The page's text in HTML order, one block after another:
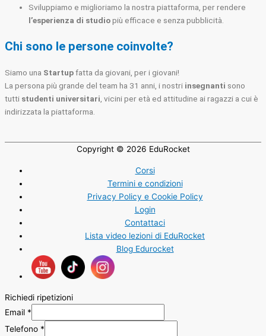
Sviluppiamo e miglioriamo la nostra piattaforma, per rendere
l’esperienza di studiopiù efficace e senza pubblicità.
Chi sono le persone coinvolte?
Siamo una Startupfatta da giovani, per i giovani!
La persona più grande del team ha 31 anni, i nostri insegnanti sono
tutti studenti universitari, vicini per età ed attitudine ai ragazzi a cui è
indirizzata la piattaforma.
Copyright © 2026 EduRocket
Corsi
Termini e condizioni
Privacy Policy e Cookie Policy
Login
Contattaci
Lista video lezioni di EduRocket
Blog Edurocket
Richiedi ripetizioni
Email *
Telefono *